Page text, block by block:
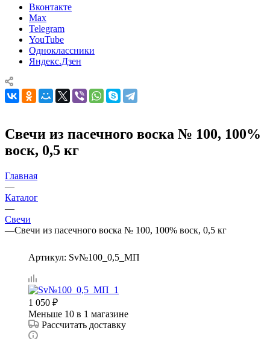
Вконтакте
Max
Telegram
YouTube
Одноклассники
Яндекс.Дзен
Свечи из пасечного воска № 100, 100%
воск, 0,5 кг
Главная
—
Каталог
—
Свечи
—Свечи из пасечного воска № 100, 100% воск, 0,5 кг
Артикул: Sv№100_0,5_МП
1 050 ₽
Меньше 10 в 1 магазине
Рассчитать доставку